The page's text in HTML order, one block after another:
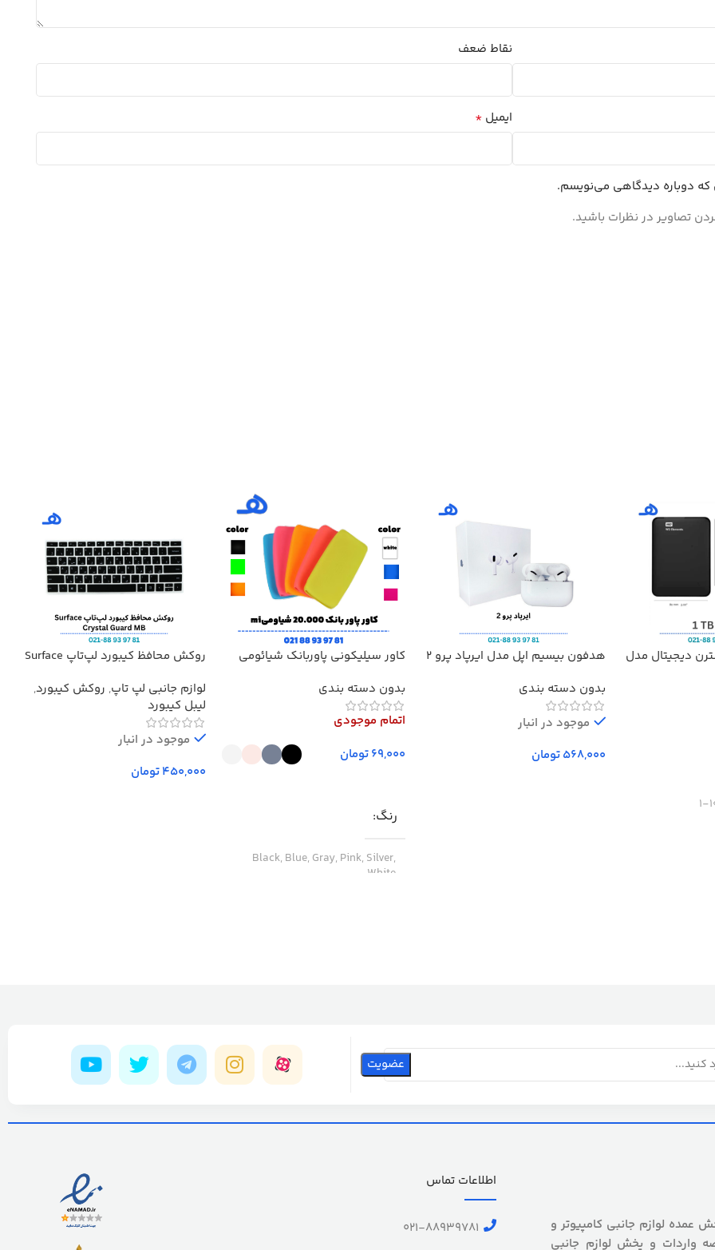
نقاط ضعف
ایمیل *
که دوباره دیدگاهی می‌نویسم.
تصاویر در نظرات باشید.
دیجیتال مدل
هدفون بیسیم اپل مدل ایرپاد پرو 2
بدون دسته بندی
موجود در انبار
تومان
کاور سیلیکونی پاوربانک شیائومی
بدون دسته بندی
اتمام موجودی
تومان
رنگ
Black, Blue, Gray, Pink, Silver,
White
روکش محافظ کیبورد لپ‌تاپ Surface
سیلیکونی Crystal Guard MB
لوازم جانبی لپ تاپ, روکش کیبورد,
لیبل کیبورد
موجود در انبار
تومان
بیش از 5 سال سابقه پخش عمده لوازم جانبی کامپیوتر و
واردات و پخش لوازم جانبی
اطلاعات تماس
021-88939781